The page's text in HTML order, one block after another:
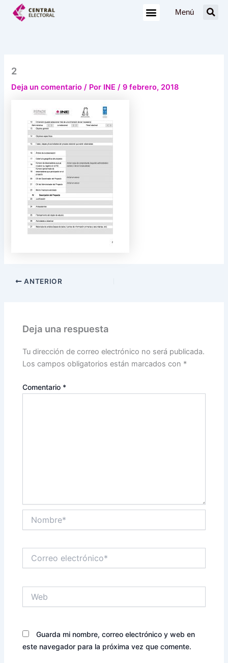
Menú
2
Deja un comentario / Por INE/9 febrero, 2018
ANTERIOR
Deja una respuesta
Tu dirección de correo electrónico no será publicada.
Los campos obligatorios están marcados con *
Comentario *
electrónico*
Guarda mi nombre, correo electrónico y web en
este navegador para la próxima vez que comente.